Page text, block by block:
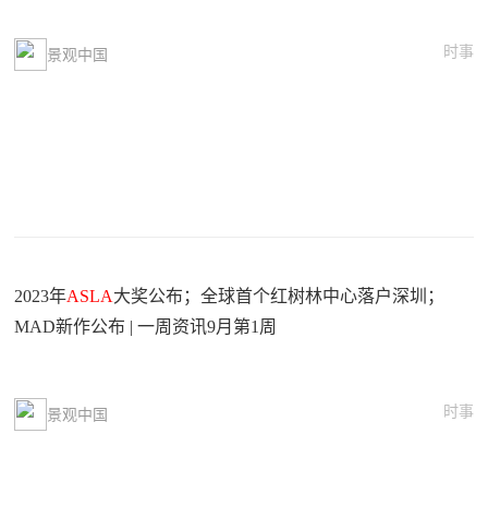
景观中国 时事
2023年ASLA大奖公布；全球首个红树林中心落户深圳；
MAD新作公布 | 一周资讯9月第1周
景观中国 时事